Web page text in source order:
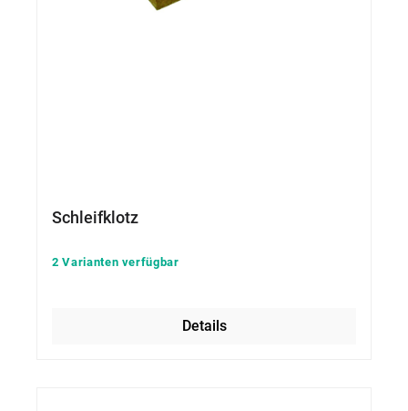
Schleifklotz
2 Varianten verfügbar
Details